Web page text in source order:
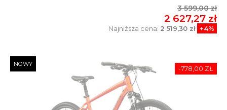
3 599,00 zł
2 627,27 zł
Najniższa cena: 2 519,30 zł +4%
NOWY
-778,00 ZŁ